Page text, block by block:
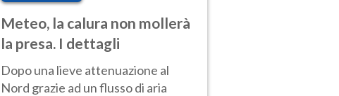
Meteo, la calura non mollerà
la presa. I dettagli
Dopo una lieve attenuazione al
Nord grazie ad un flusso di aria